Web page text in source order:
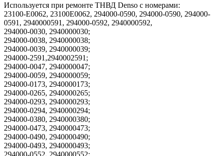
Используется при ремонте ТНВД Denso с номерами:
23100-E0062, 23100E0062, 294000-0590, 294000-0590, 294000-
0591, 2940000591, 294000-0592, 2940000592,
294000-0030, 2940000030;
294000-0038, 2940000038;
294000-0039, 2940000039;
294000-2591,2940002591;
294000-0047, 2940000047;
294000-0059, 2940000059;
294000-0173, 2940000173;
294000-0265, 2940000265;
294000-0293, 2940000293;
294000-0294, 2940000294;
294000-0380, 2940000380;
294000-0473, 2940000473;
294000-0490, 2940000490;
294000-0493, 2940000493;
294000-0552, 2940000552;